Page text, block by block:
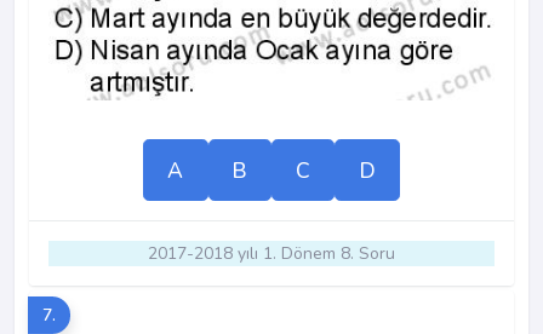
A B C D
2017-2018 yılı 1. Dönem 8. Soru
7.